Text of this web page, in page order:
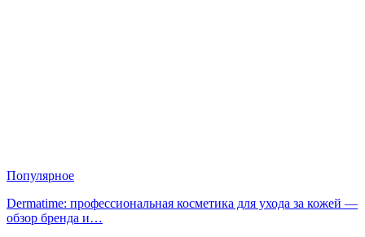
Популярное
Dermatime: профессиональная косметика для ухода за кожей —
обзор бренда и…